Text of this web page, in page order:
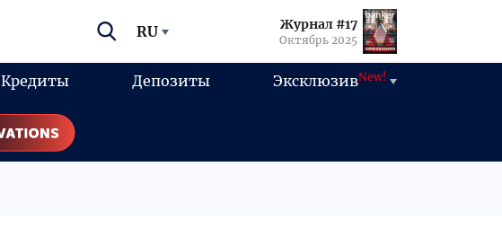
RU Журнал #17
Октябрь 2025
Кредиты Депозиты ЭксклюзивNew!